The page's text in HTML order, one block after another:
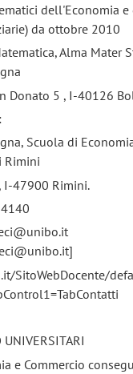
dell'Economia e
da ottobre 2010
Alma Mater
Donato 5 , I-40126
Scuola di
Rimini
I-47900 Rimini.
SitoWebDocente/
e Commercio